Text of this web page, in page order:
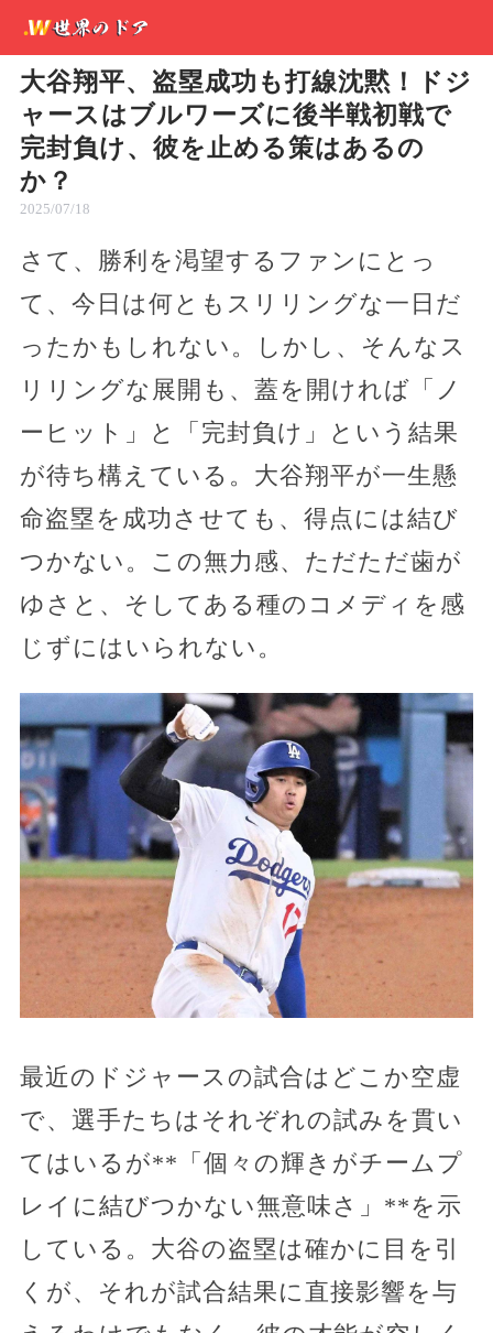
大谷翔平、盗塁成功も打線沈黙！ドジ
ャースはブルワーズに後半戦初戦で
完封負け、彼を止める策はあるの
か？
2025/07/18
さて、勝利を渇望するファンにとっ
て、今日は何ともスリリングな一日だ
ったかもしれない。しかし、そんなス
リリングな展開も、蓋を開ければ「ノ
ーヒット」と「完封負け」という結果
が待ち構えている。大谷翔平が一生懸
命盗塁を成功させても、得点には結び
つかない。この無力感、ただただ歯が
ゆさと、そしてある種のコメディを感
じずにはいられない。
最近のドジャースの試合はどこか空虚
で、選手たちはそれぞれの試みを貫い
てはいるが**「個々の輝きがチームプ
レイに結びつかない無意味さ」**を示
している。大谷の盗塁は確かに目を引
くが、それが試合結果に直接影響を与